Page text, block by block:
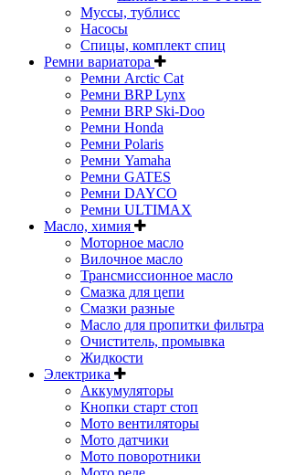
Муссы, тублисс
Насосы
Спицы, комплект спиц
Ремни вариатора
Ремни Arctic Cat
Ремни BRP Lynx
Ремни BRP Ski-Doo
Ремни Honda
Ремни Polaris
Ремни Yamaha
Ремни GATES
Ремни DAYCO
Ремни ULTIMAX
Масло, химия
Моторное масло
Вилочное масло
Трансмиссионное масло
Смазка для цепи
Смазки разные
Масло для пропитки фильтра
Очиститель, промывка
Жидкости
Электрика
Аккумуляторы
Кнопки старт стоп
Мото вентиляторы
Мото датчики
Мото поворотники